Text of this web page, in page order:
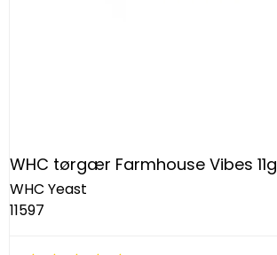
WHC tørgær Farmhouse Vibes 11g
WHC Yeast
11597